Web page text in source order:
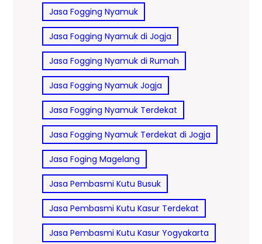
Jasa Fogging Nyamuk
Jasa Fogging Nyamuk di Jogja
Jasa Fogging Nyamuk di Rumah
Jasa Fogging Nyamuk Jogja
Jasa Fogging Nyamuk Terdekat
Jasa Fogging Nyamuk Terdekat di Jogja
Jasa Foging Magelang
Jasa Pembasmi Kutu Busuk
Jasa Pembasmi Kutu Kasur Terdekat
Jasa Pembasmi Kutu Kasur Yogyakarta